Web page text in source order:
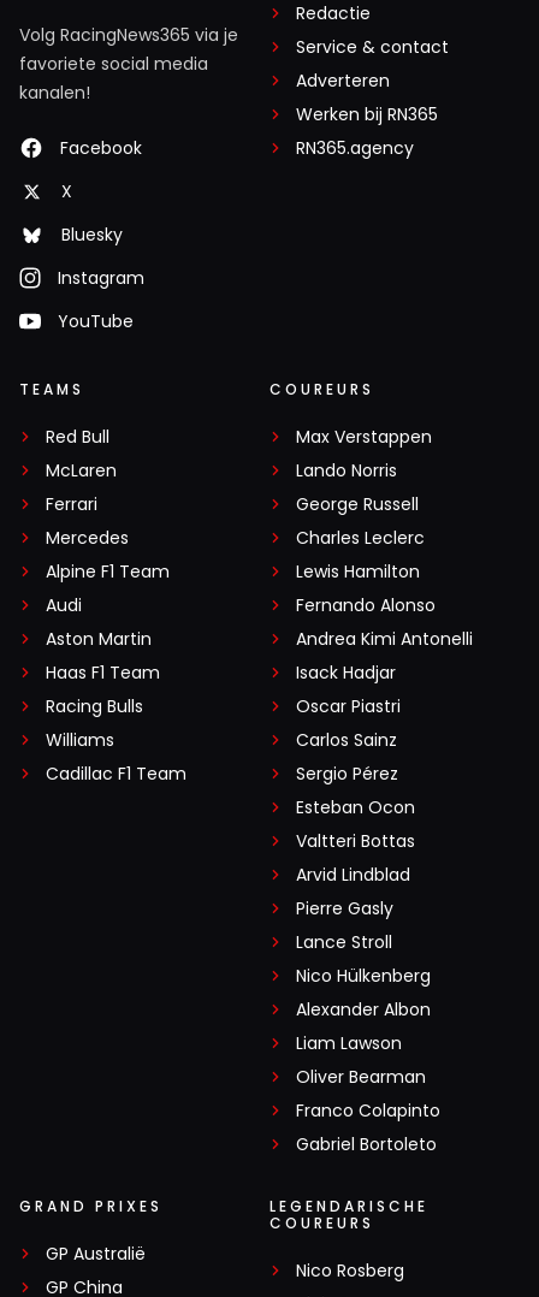
Volg RacingNews365 via je
favoriete social media
kanalen!
Facebook
X
Bluesky
Instagram
YouTube
Redactie
Service & contact
Adverteren
Werken bij RN365
RN365.agency
TEAMS
Red Bull
McLaren
Ferrari
Mercedes
Alpine F1 Team
Audi
Aston Martin
Haas F1 Team
Racing Bulls
Williams
Cadillac F1 Team
COUREURS
Max Verstappen
Lando Norris
George Russell
Charles Leclerc
Lewis Hamilton
Fernando Alonso
Andrea Kimi Antonelli
Isack Hadjar
Oscar Piastri
Carlos Sainz
Sergio Pérez
Esteban Ocon
Valtteri Bottas
Arvid Lindblad
Pierre Gasly
Lance Stroll
Nico Hülkenberg
Alexander Albon
Liam Lawson
Oliver Bearman
Franco Colapinto
Gabriel Bortoleto
GRAND PRIXES
GP Australië
GP China
LEGENDARISCHE
COUREURS
Nico Rosberg